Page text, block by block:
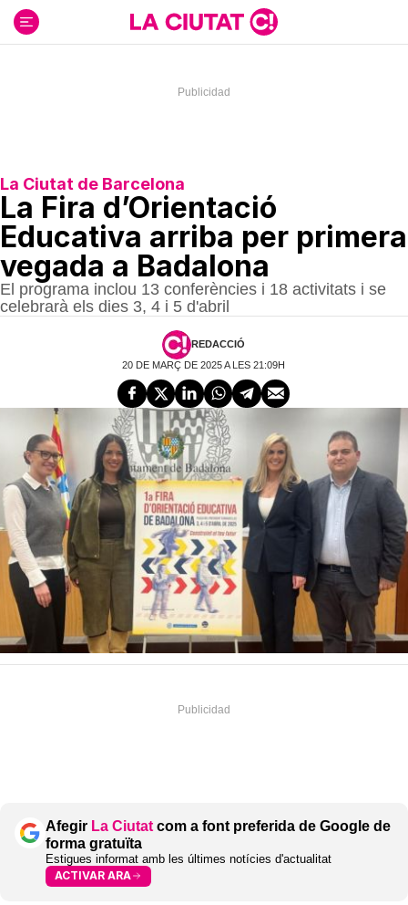
contenido
La Ciutat de Barcelona
La Fira d’Orientació
Educativa arriba per primera
vegada a Badalona
El programa inclou 13 conferències i 18 activitats i se
celebrarà els dies 3, 4 i 5 d'abril
REDACCIÓ
20 DE MARÇ DE 2025 A LES 21:09H
Afegir La Ciutat com a font preferida de Google de
forma gratuïta
Estigues informat amb les últimes notícies d'actualitat
ACTIVAR ARA